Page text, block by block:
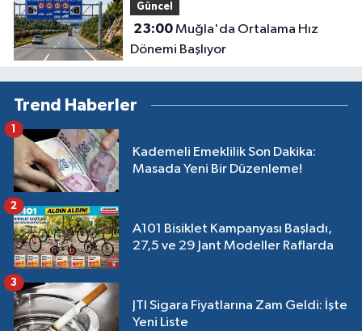
Güncel
23:00Muğla'da Ortalama Hız
Dönemi Başlıyor
Trend Haberler
Kademeli Emeklilik Son Dakika:
Masada Yeni Bir Düzenleme!
1
A101 Bisiklet Kampanyası Başladı,
27,5 ve 29 Jant Modeller Raflarda
2
JTI Sigara Fiyatlarına Zam Geldi: İşte
Yeni Liste
3